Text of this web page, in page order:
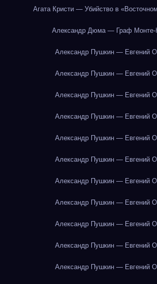
Агата Кристи — Убийство в
Александр Дюма — Граф Монте-
Александр Пушкин — Евгений
Александр Пушкин — Евгений
Александр Пушкин — Евгений
Александр Пушкин — Евгений
Александр Пушкин — Евгений
Александр Пушкин — Евгений
Александр Пушкин — Евгений
Александр Пушкин — Евгений
Александр Пушкин — Евгений
Александр Пушкин — Евгений
Александр Пушкин — Евгений